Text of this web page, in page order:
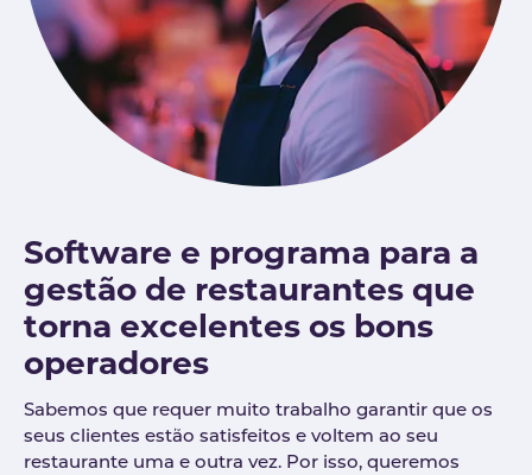
Software e programa para a
gestão de restaurantes que
torna excelentes os bons
operadores
Sabemos que requer muito trabalho garantir que os
seus clientes estão satisfeitos e voltem ao seu
restaurante uma e outra vez. Por isso, queremos